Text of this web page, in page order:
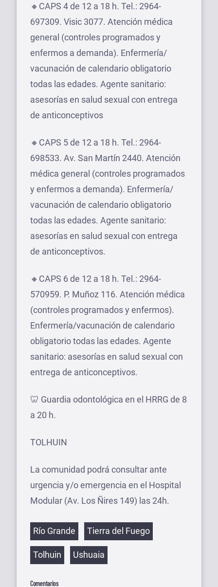
🔸CAPS 4 de 12 a 18 h. Tel.: 2964-
697309. Visic 3077. Atención médica
general (controles programados y
enfermos a demanda). Enfermería/
vacunación de calendario obligatorio
todas las edades. Agente sanitario:
asesorías en salud sexual con entrega
de anticonceptivos
🔸CAPS 5 de 12 a 18 h. Tel.: 2964-
698533. Av. San Martín 2440. Atención
médica general (controles programados
y enfermos a demanda). Enfermería/
vacunación de calendario obligatorio
todas las edades. Agente sanitario:
asesorías en salud sexual con entrega
de anticonceptivos.
🔸CAPS 6 de 12 a 18 h. Tel.: 2964-
570959. P. Muñoz 116. Atención médica
(controles programados y enfermos).
Enfermería/vacunación de calendario
obligatorio todas las edades. Agente
sanitario: asesorías en salud sexual con
entrega de anticonceptivos.
🦷 Guardia odontológica en el HRRG de 8
a 20 h.
TOLHUIN
La comunidad podrá consultar ante
urgencia y/o emergencia en el Hospital
Modular (Av. Los Ñires 149) las 24h.
Etiquetas
Río Grande Tierra del Fuego
Tolhuin Ushuaia
Comentarios